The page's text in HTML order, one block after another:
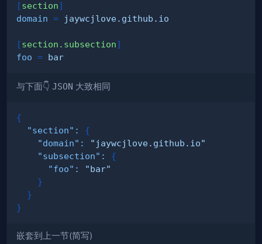
[section]
domain = jaywcjlove.github.io
[section.subsection]
foo = bar
与下面👇 JSON 大致相同
{
"section" :
{
"domain" :
"jaywcjlove.github.io"
"subsection" :
{
"foo" :
"bar"
}
}
}
嵌套到上一节(简写)